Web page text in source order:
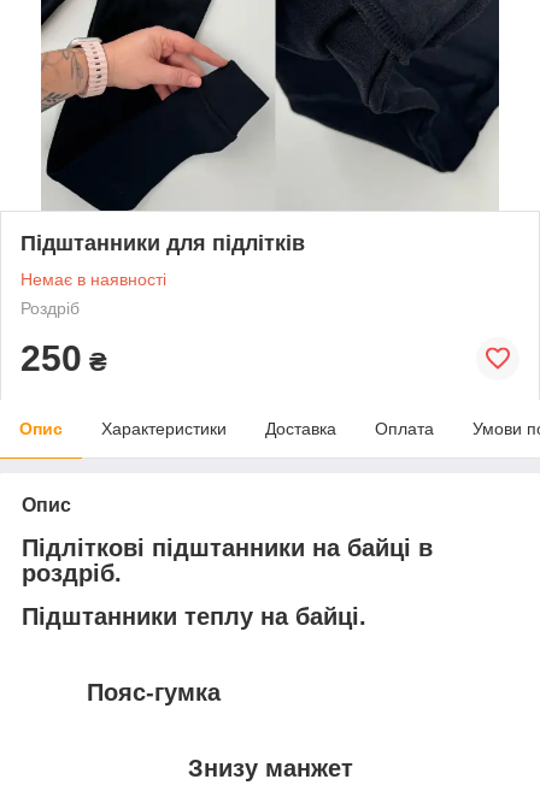
Підштанники для підлітків
Немає в наявності
Роздріб
250 ₴
Опис Характеристики Доставка Оплата Умови
Опис
Підліткові підштанники на байці в
роздріб.
Підштанники теплу на байці.
Пояс-гумка
Знизу манжет